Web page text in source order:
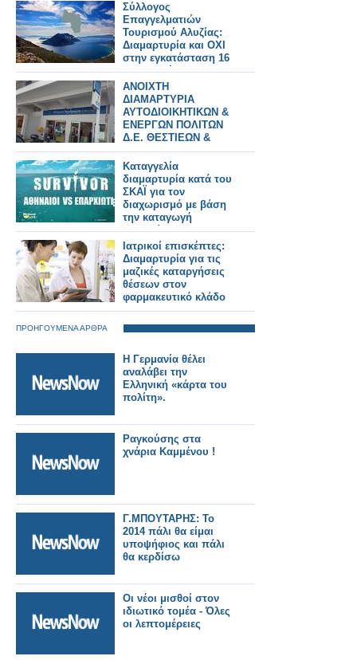
Σύλλογος
Επαγγελματιών
Τουρισμού Αλυζίας:
Διαμαρτυρία και ΟΧΙ
στην εγκατάσταση 16
μεμονωμένων
ανεμογεννητριών στα
Ακαρνανικά Όρη.
ΑΝΟΙΧΤΗ
ΔΙΑΜΑΡΤΥΡΙΑ
ΑΥΤΟΔΙΟΙΚΗΤΙΚΩΝ &
ΕΝΕΡΓΩΝ ΠΟΛΙΤΩΝ
Δ.Ε. ΘΕΣΤΙΕΩΝ &
ΠΑΡΑΒΟΛΑΣ
ΤΡΙΧΩΝΙΔΑ - ΔΗΜΟΥ
ΑΓΡΙΝΙΟΥ ΟΧΙ ΣΤΟ
ΚΛΕΙΣΜΟ ΤΩΝ ΕΛΤΑ
ΚΑΙΝΟΥΡΓΙΟΥ
Καταγγελία
διαμαρτυρία κατά του
ΣΚΑΪ για τον
διαχωρισμό με βάση
την καταγωγή
(Αθηναίοι και
Επαρχιώτες)
Ιατρικοί επισκέπτες:
Διαμαρτυρία για τις
μαζικές καταργήσεις
θέσεων στον
φαρμακευτικό κλάδο
ΠΡΟΗΓΟΥΜΕΝΑ ΑΡΘΡΑ
Η Γερμανία θέλει
αναλάβει την
Ελληνική «κάρτα του
πολίτη».
Ραγκούσης στα
χνάρια Καμμένου !
Γ.ΜΠΟΥΤΑΡΗΣ: Το
2014 πάλι θα είμαι
υποψήφιος και πάλι
θα κερδίσω
Οι νέοι μισθοί στον
ιδιωτικό τομέα - Όλες
οι λεπτομέρειες